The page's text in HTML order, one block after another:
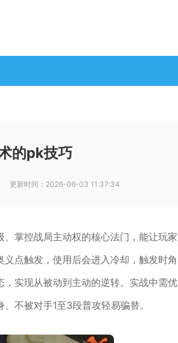
的pk技巧
更新时间： 2026-06-03 11:37:34
掌控战局主动权的核心法门，能让玩家
点触发，使用后会进入冷却，触发时角
实现从被动到主动的逆转。实战中需优
不被对手1至3段普攻轻易骗替。